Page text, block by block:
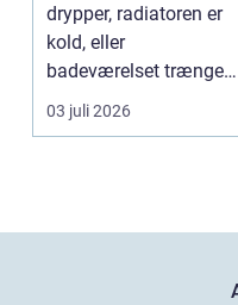
drypper, radiatoren er
kold, eller
badeværelset trænger
til en gennemgribende
renoveri...
03 juli 2026